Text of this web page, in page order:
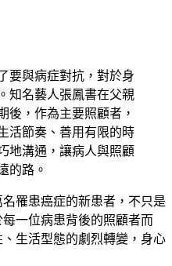
要與病症對抗，對於身
知名藝人張鳳書在父親
後，作為主要照顧者，
活節奏、善用有限的時
地溝通，讓病人與照顧
的路。
罹患癌症的新患者，不只是
一位病患背後的照顧者而
生活型態的劇烈轉變，身心